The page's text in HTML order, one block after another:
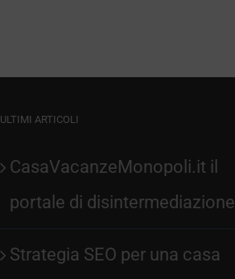
ULTIMI ARTICOLI
CasaVacanzeMonopoli.it il
portale di disintermediazione
Strategia SEO per una casa